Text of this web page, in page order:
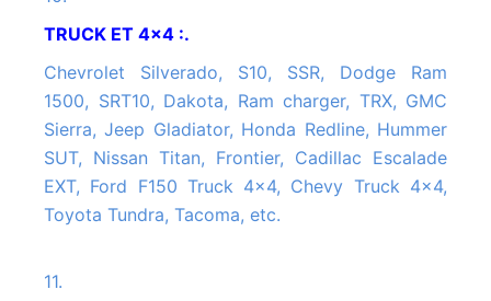
TRUCK ET 4x4 :.
Chevrolet Silverado, S10, SSR, Dodge Ram
1500, SRT10, Dakota, Ram charger, TRX, GMC
Sierra, Jeep Gladiator, Honda Redline, Hummer
SUT, Nissan Titan, Frontier, Cadillac Escalade
EXT, Ford F150 Truck 4x4, Chevy Truck 4x4,
Toyota Tundra, Tacoma, etc.
11.